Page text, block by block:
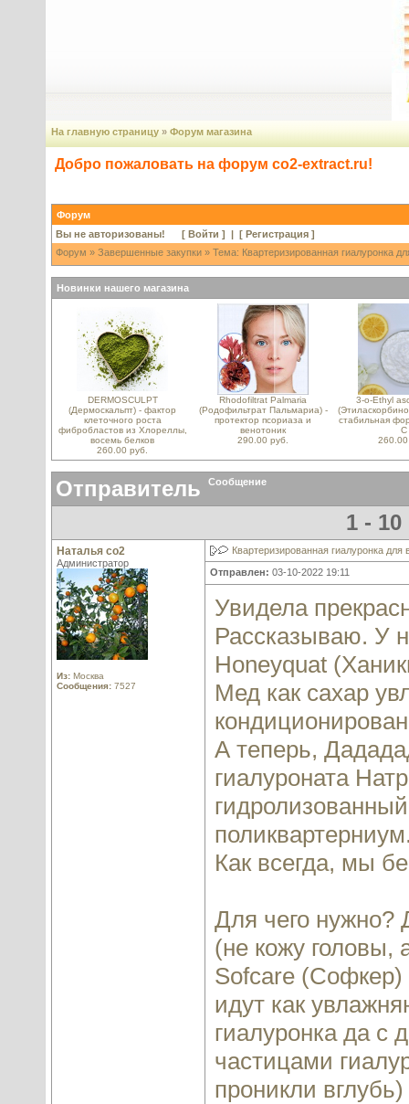
На главную страницу » Форум магазина
Добро пожаловать на форум co2-extract.ru!
Форум
Вы не авторизованы! [ Войти ] | [ Регистрация ]
Форум » Завершенные закупки » Тема: Квартеризированная гиалуронка
Новинки нашего магазина
DERMOSCULPT
(Дермоскальпт) - фактор
клеточного роста
фибробластов из Хлореллы,
восемь белков
260.00 руб.
Rhodofiltrat Palmaria
(Родофильтрат Пальмариа) -
протектор псориаза и
венотоник
290.00 руб.
3-o-Ethyl
стабильная
С
Отправитель Сообщение
1 -
Наталья со2
Администратор
Из: Москва
Сообщения: 7527
Квартеризированная гиалуронка для
Отправлен: 03-10-2022 19:11
Увидела
Рассказываю. У
Honeyquat
Мед как сахар
А теперь,
гиалуроната
Как всегда, мы
Для чего нужно?
(не кожу головы,
Sofcare (Софкер)
идут как
гиалуронка да с
частицами
проникли вглубь)